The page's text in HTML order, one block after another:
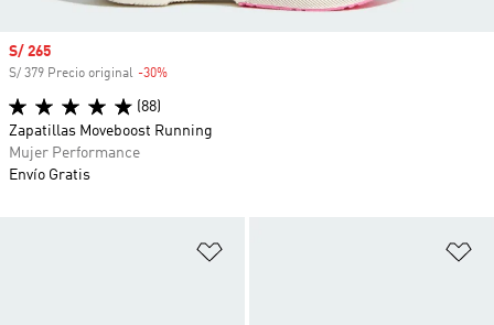
Precio de venta
S/ 265
S/ 379 Precio original -30%
(88)
Zapatillas Moveboost Running
Mujer Performance
Envío Gratis